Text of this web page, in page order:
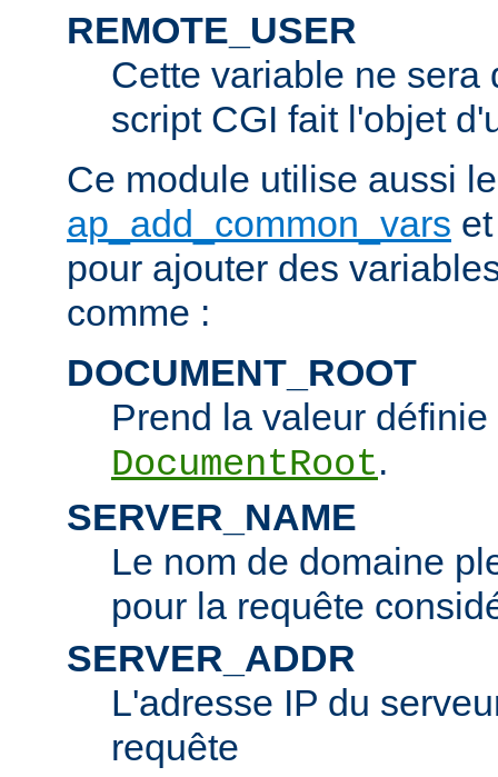
REMOTE_USER
Cette variable ne sera
script CGI fait l'objet
Ce module utilise aussi
ap_add_common_vars
pour ajouter des
comme :
DOCUMENT_ROOT
Prend la valeur
DocumentRoot.
SERVER_NAME
Le nom de domaine
pour la requête
SERVER_ADDR
L'adresse IP du
requête